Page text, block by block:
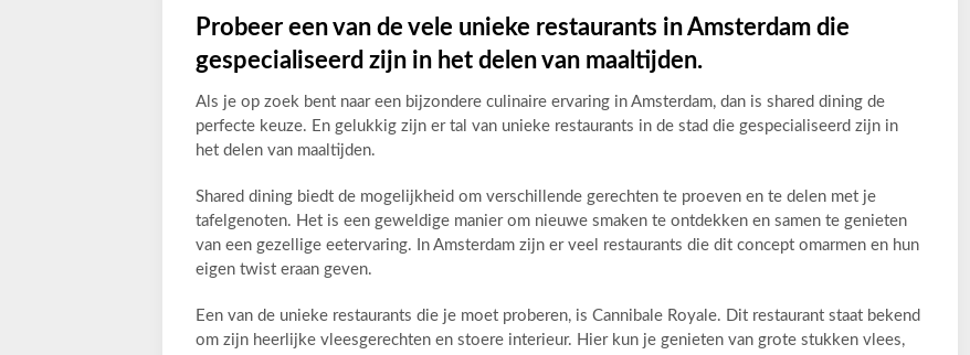
Probeer een van de vele unieke restaurants in Amsterdam die
gespecialiseerd zijn in het delen van maaltijden.
Als je op zoek bent naar een bijzondere culinaire ervaring in Amsterdam, dan is shared dining de
perfecte keuze. En gelukkig zijn er tal van unieke restaurants in de stad die gespecialiseerd zijn in
het delen van maaltijden.
Shared dining biedt de mogelijkheid om verschillende gerechten te proeven en te delen met je
tafelgenoten. Het is een geweldige manier om nieuwe smaken te ontdekken en samen te genieten
van een gezellige eetervaring. In Amsterdam zijn er veel restaurants die dit concept omarmen en hun
eigen twist eraan geven.
Een van de unieke restaurants die je moet proberen, is Cannibale Royale. Dit restaurant staat bekend
om zijn heerlijke vleesgerechten en stoere interieur. Hier kun je genieten van grote stukken vlees,